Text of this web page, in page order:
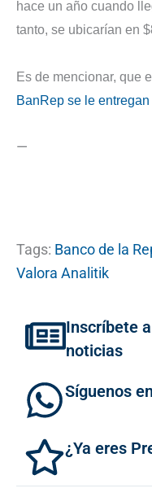
hace un año cuando
tanto, se ubicarían en
Es de mencionar, que
BanRep se le
—
Tags: Banco de la
Valora Analitik
Inscríbete
noticias
Síguenos
¿Ya eres